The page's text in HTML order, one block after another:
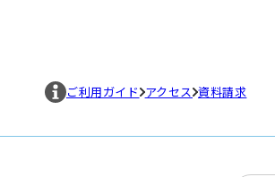
ご利用ガイド アクセス 資料請求